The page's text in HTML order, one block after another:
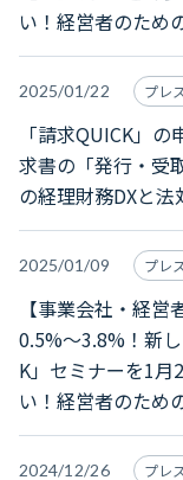
い！経営者のため
2025/01/22 プレ
「請求QUICK」
求書の「発行・受
の経理財務DXと
2025/01/09 プレ
【事業会社・経
0.5%～3.8%！新
K」セミナーを1月
い！経営者のため
2024/12/26 プレ